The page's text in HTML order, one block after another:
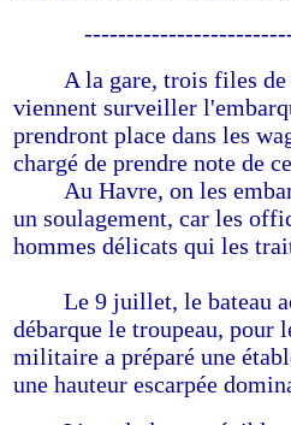
A la gare, trois files
viennent surveiller
prendront place dans les
chargé de prendre note de
Au Havre, on les
un soulagement, car les
hommes délicats qui les
Le 9 juillet, le bateau
débarque le troupeau,
militaire a préparé une
une hauteur escarpée